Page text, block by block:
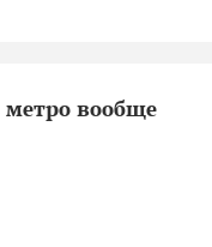
вообще